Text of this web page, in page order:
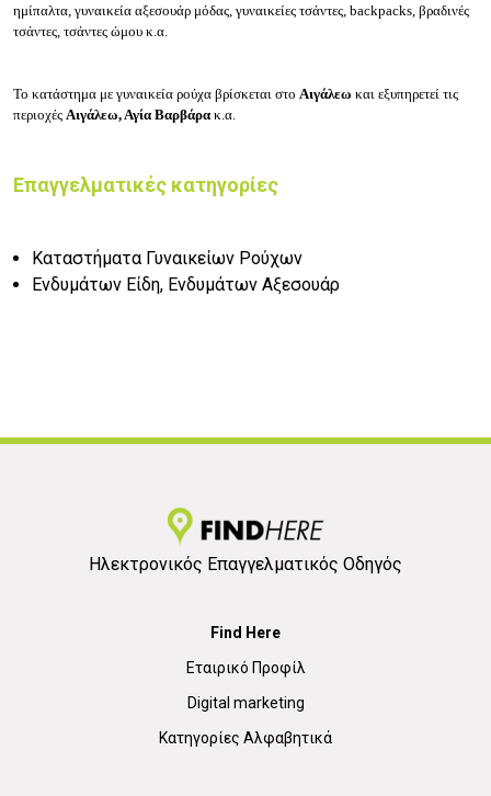
ημίπαλτα, γυναικεία αξεσουάρ μόδας, γυναικείες τσάντες, backpacks, βραδινές
τσάντες, τσάντες ώμου κ.α.
Το κατάστημα με γυναικεία ρούχα βρίσκεται στο Αιγάλεω και εξυπηρετεί τις
περιοχές Αιγάλεω, Αγία Βαρβάρα κ.α.
Επαγγελματικές κατηγορίες
Καταστήματα Γυναικείων Ρούχων
Ενδυμάτων Είδη, Ενδυμάτων Αξεσουάρ
Ηλεκτρονικός Επαγγελματικός Οδηγός
Find Here
Εταιρικό Προφίλ
Digital marketing
Κατηγορίες Αλφαβητικά